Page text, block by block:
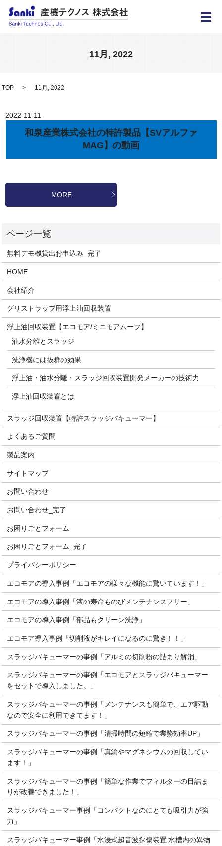
メ
11月, 2022
TOP 11月, 2022
2022-11-11
和泉産業株式会社の特許製品【SVアルファ
MAG】の動画
MORE
無料デモ機貸出お申込み_完了
HOME
会社紹介
グリストラップ用浮上油回収装置
浮上油回収装置【エコモア/ミニモアムーブ】
油水分離とスラッジ
洗浄機には抜群の効果
浮上油・油水分離・スラッジ回収装置開発メーカーの技術力
浮上油回収装置とは
スラッジ回収装置【特許スラッジバキューマー】
よくあるご質問
製品案内
サイトマップ
お問い合わせ
お問い合わせ_完了
お困りごとフォーム
お困りごとフォーム_完了
プライバシーポリシー
エコモアの導入事例「エコモアの様々な機能に驚いています！」
エコモアの導入事例「液の寿命ものびメンテナンスフリー」
エコモアの導入事例「部品もクリーン洗浄」
エコモア導入事例「切削液がキレイになるのに驚き！！」
スラッジバキューマーの事例「アルミの切削粉の詰まり解消」
スラッジバキューマーの事例「エコモアとスラッジバキューマー
をセットで導入しました。」
スラッジバキューマーの事例「メンテナンスも簡単で、エア駆動
なので安全に利用できてます！」
スラッジバキューマーの事例「清掃時間の短縮で業務効率UP」
スラッジバキューマーの事例「真鍮やマグネシウムの回収してい
ます！」
スラッジバキューマーの事例「簡単な作業でフィルターの目詰ま
りが改善できました！」
スラッジバキューマー事例「コンパクトなのにとても吸引力が強
力」
スラッジバキューマー事例「水浸式超音波探傷装置 水槽内の異物